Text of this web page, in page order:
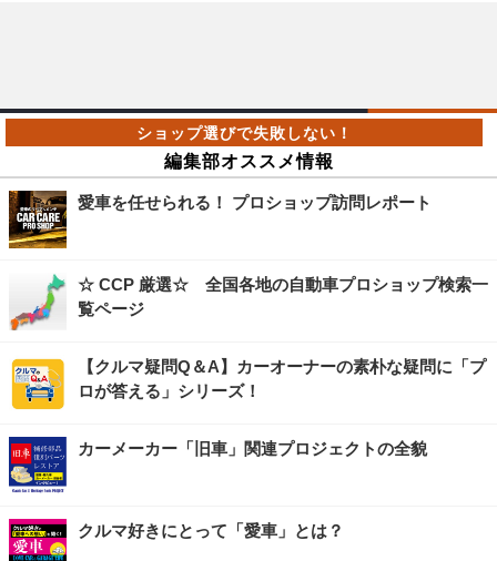
編集部オススメ情報
愛車を任せられる！ プロショップ訪問レポート
☆ CCP 厳選☆ 全国各地の自動車プロショップ検索一
覧ページ
【クルマ疑問Q＆A】カーオーナーの素朴な疑問に「プ
ロが答える」シリーズ！
カーメーカー「旧車」関連プロジェクトの全貌
クルマ好きにとって「愛車」とは？